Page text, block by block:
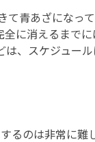
エク
副作
て青あざになっ
に消えるまでに
は、スケジュー
るのは非常に難